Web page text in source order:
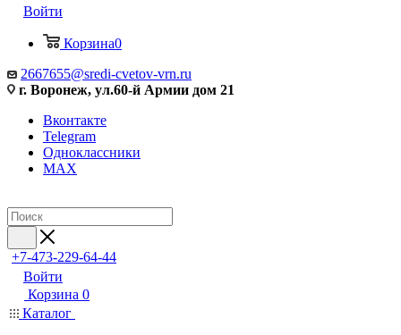
Войти
Корзина0
2667655@sredi-cvetov-vrn.ru
г. Воронеж, ул.60-й Армии дом 21
Вконтакте
Telegram
Одноклассники
MAX
+7-473-229-64-44
Войти
Корзина 0
Каталог